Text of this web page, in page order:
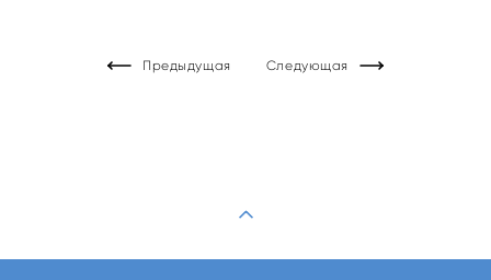
Предыдущая Следующая